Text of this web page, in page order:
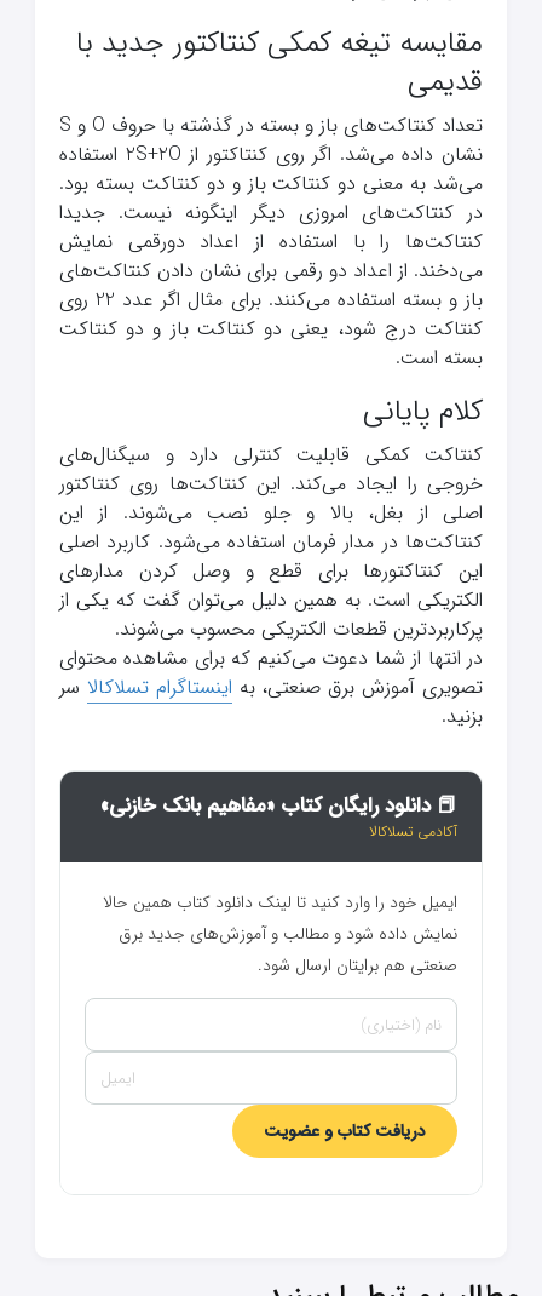
مقایسه تیغه کمکی کنتاکتور جدید با
قدیمی
تعداد کنتاکت‌های باز و بسته در گذشته با حروف O و S
نشان داده می‌شد. اگر روی کنتاکتور از 2S+2O استفاده
می‌شد به معنی دو کنتاکت باز و دو کنتاکت بسته بود.
در کنتاکت‌های امروزی دیگر اینگونه نیست. جدیدا
کنتاکت‌‌ها را با استفاده از اعداد دورقمی نمایش
می‌دخند. از اعداد دو رقمی برای نشان دادن کنتاکت‌های
باز و بسته استفاده می‌کنند. برای مثال اگر عدد 22 روی
کنتاکت درج شود، یعنی دو کنتاکت باز و دو کنتاکت
بسته است.
کلام پایانی
کنتاکت کمکی قابلیت کنترلی دارد و سیگنال‌های
خروجی را ایجاد می‌کند. این کنتاکت‌ها روی کنتاکتور
اصلی از بغل، بالا و جلو نصب می‌شوند. از این
کنتاکت‌ها در مدار فرمان استفاده می‌شود. کاربرد اصلی
این کنتاکتورها برای قطع و وصل کردن مدارهای
الکتریکی است. به همین دلیل می‌توان گفت که یکی از
پرکاربردترین قطعات الکتریکی محسوب می‌شوند.
در انتها از شما دعوت می‌کنیم که برای مشاهده محتوای
تصویری آموزش برق صنعتی، به اینستاگرام تسلاکالا سر
بزنید.
📕 دانلود رایگان کتاب «مفاهیم بانک خازنی»
آکادمی تسلاکالا
ایمیل خود را وارد کنید تا لینک دانلود کتاب همین حالا
نمایش داده شود و مطالب و آموزش‌های جدید برق
صنعتی هم برایتان ارسال شود.
دریافت کتاب و عضویت